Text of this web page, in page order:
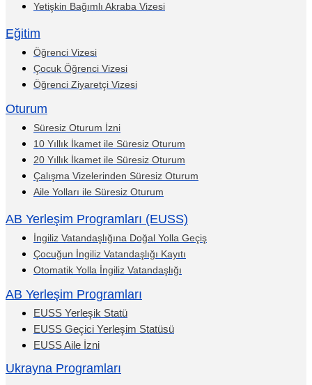
Yetişkin Bağımlı Akraba Vizesi
Eğitim
Öğrenci Vizesi
Çocuk Öğrenci Vizesi
Öğrenci Ziyaretçi Vizesi
Oturum
Süresiz Oturum İzni
10 Yıllık İkamet ile Süresiz Oturum
20 Yıllık İkamet ile Süresiz Oturum
Çalışma Vizelerinden Süresiz Oturum
Aile Yolları ile Süresiz Oturum
AB Yerleşim Programları (EUSS)
İngiliz Vatandaşlığına Doğal Yolla Geçiş
Çocuğun İngiliz Vatandaşlığı Kayıtı
Otomatik Yolla İngiliz Vatandaşlığı
AB Yerleşim Programları
EUSS Yerleşik Statü
EUSS Geçici Yerleşim Statüsü
EUSS Aile İzni
Ukrayna Programları